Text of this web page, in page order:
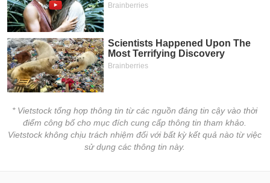
* Vietstock tổng hợp thông tin từ các nguồn đáng tin cậy vào thời
điểm công bố cho mục đích cung cấp thông tin tham khảo.
Vietstock không chịu trách nhiệm đối với bất kỳ kết quả nào từ việc
sử dụng các thông tin này.
Công
cụ
đầu